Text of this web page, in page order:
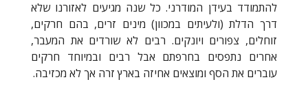
להתמודד בעידן המודרני. כל שנה מגיעים לאזורנו שלא
דרך הדלת (ולעיתים במכוון) מינים זרים, בהם חרקים,
זוחלים, צפורים ויונקים. רבים לא שורדים את המעבר,
אחרים נתפסים בחרפתם אבל רבים ובמיוחד חרקים
עוברים את הסף ומוצאים אחיזה בארץ זרה אך לא מכזיבה.